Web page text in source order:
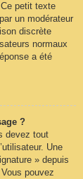
petit texte
un modérateur
discrète
normaux
a été
?
devez tout
Une
» depuis
pouvez